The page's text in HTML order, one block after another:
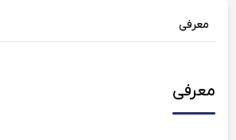
معرفی
معرفی